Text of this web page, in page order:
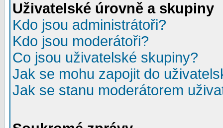
Uživatelské úrovně a skupiny
Kdo jsou administrátoři?
Kdo jsou moderátoři?
Co jsou uživatelské skupiny?
Jak se mohu zapojit do
Jak se stanu moderátorem